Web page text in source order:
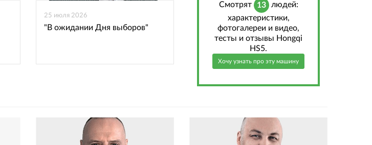
25 июля 2026
"В ожидании Дня выборов"
Cмотрят 13 людей:
характеристики,
фотогалереи и видео,
тесты и отзывы Hongqi
HS5.
Хочу узнать про эту машину